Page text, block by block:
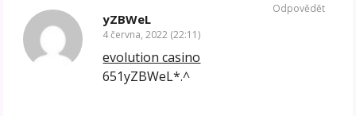
yZBWeL
4 června, 2022 (22:11)
evolution casino
651yZBWeL*.^
Odpovědět